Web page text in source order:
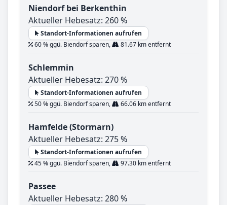
Niendorf bei Berkenthin
Aktueller Hebesatz: 260 %
Standort-Informationen aufrufen
60 % ggü. Biendorf sparen,
81.67 km entfernt
Schlemmin
Aktueller Hebesatz: 270 %
Standort-Informationen aufrufen
50 % ggü. Biendorf sparen,
66.06 km entfernt
Hamfelde (Stormarn)
Aktueller Hebesatz: 275 %
Standort-Informationen aufrufen
45 % ggü. Biendorf sparen,
97.30 km entfernt
Passee
Aktueller Hebesatz: 280 %